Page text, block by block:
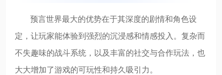
预言世界最大的优势在于其深度的剧情和角色设
定，让玩家能体验到强烈的沉浸感和情感投入。复杂而
不失趣味的战斗系统，以及丰富的社交与合作玩法，也
大大增加了游戏的可玩性和持久吸引力。